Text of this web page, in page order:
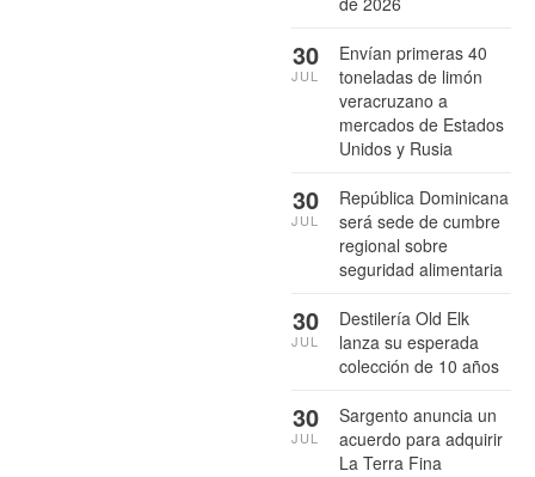
Envían primeras 40
toneladas de limón
veracruzano a
mercados de Estados
Unidos y Rusia
30
JUL
República Dominicana
será sede de cumbre
regional sobre
seguridad alimentaria
30
JUL
Destilería Old Elk
lanza su esperada
colección de 10 años
30
JUL
Sargento anuncia un
acuerdo para adquirir
La Terra Fina
30
JUL